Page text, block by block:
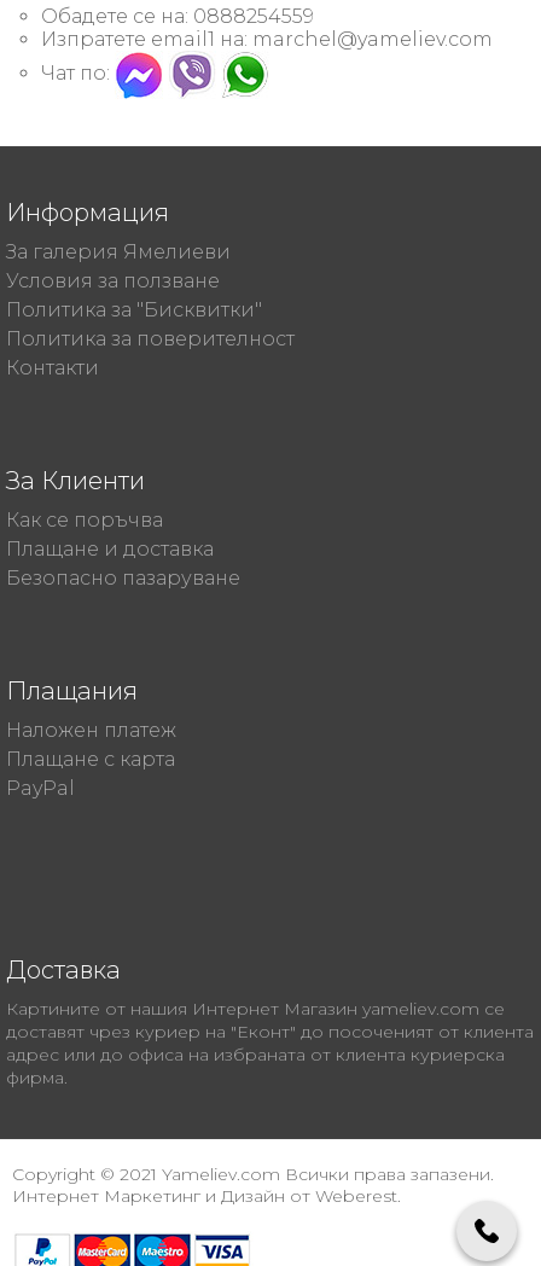
Обадете се на: 0888254559
Изпратете email1 на: marchel@yameliev.com
Чат по:
Информация
За галерия Ямелиеви
Условия за ползване
Политика за "Бисквитки"
Политика за поверителност
Контакти
За Клиенти
Как се поръчва
Плащане и доставка
Безопасно пазаруване
Плащания
Наложен платеж
Плащане с карта
PayPal
Доставка
Картините от нашия Интернет Магазин yameliev.com се
доставят чрез куриер на "Еконт" до посоченият от клиента
адрес или до офиса на избраната от клиента куриерска
фирма.
Copyright © 2021 Yameliev.com Всички права запазени.
Интернет Маркетинг и Дизайн от Weberest.